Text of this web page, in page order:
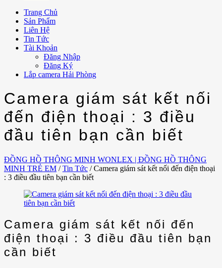
Trang Chủ
Sản Phẩm
Liên Hệ
Tin Tức
Tài Khoản
Đăng Nhập
Đăng Ký
Lắp camera Hải Phòng
Camera giám sát kết nối
đến điện thoại : 3 điều
đầu tiên bạn cần biết
ĐỒNG HỒ THÔNG MINH WONLEX | ĐỒNG HỒ THÔNG
MINH TRẺ EM / Tin Tức / Camera giám sát kết nối đến điện thoại
: 3 điều đầu tiên bạn cần biết
Camera giám sát kết nối đến
điện thoại : 3 điều đầu tiên bạn
cần biết